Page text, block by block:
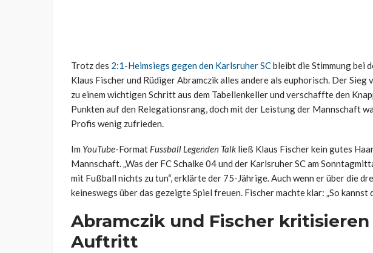
Trotz des 2:1-Heimsiegs gegen den Karlsruher SCbleibt die Stimmung bei
Klaus Fischer und Rüdiger Abramczik alles andere als euphorisch. Der Sieg
zu einem wichtigen Schritt aus dem Tabellenkeller und verschaffte den
Punkten auf den Relegationsrang, doch mit der Leistung der Mannschaft
Profis wenig zufrieden.
Im YouTube-Format Fussball Legenden Talk ließ Klaus Fischer kein gutes
Mannschaft. „Was der FC Schalke 04 und der Karlsruher SC am
mit Fußball nichts zu tun“, erklärte der 75-Jährige. Auch wenn er über die
keineswegs über das gezeigte Spiel freuen. Fischer machte klar: „So kannst
Abramczik und Fischer kritisieren
Auftritt